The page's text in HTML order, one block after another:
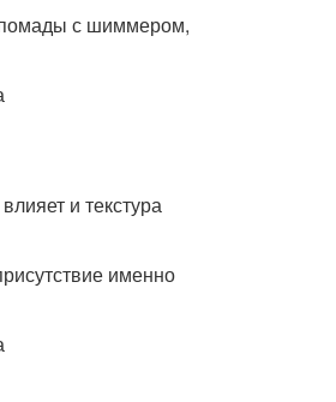
помады с шиммером,
и текстура
именно